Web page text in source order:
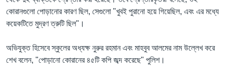
কোরানগুলো পোড়ানোর কারণ ছিল, সেগুলো "খুবই পুরানো হয়ে গিয়েছিল, এবং এর মধ্যে
কয়েকটিতে মুদ্রণ ত্রুটি ছিল"।
অভিযুক্ত হিসেবে স্কুলের অধ্যক্ষ নুরুর রহমান এবং মাহবুব আলমের নাম উল্লেখ করে
শেখ বলেন, "পোড়ানো কোরানের ৪৫টি কপি জব্দ করেছে" পুলিশ।